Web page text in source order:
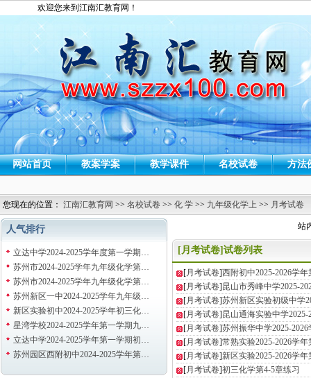
欢迎您来到江南汇教育网！
网站首页 教案学案 教学课件 名校试卷 方法
您现在的位置： 江南汇教育网 >> 名校试卷 >> 化 学 >> 九年级化学上 >> 月考试卷
站
人气排行
立达中学2024-2025学年度第一学期…
苏州市2024-2025学年九年级化学第…
苏州市2024-2025学年九年级化学第…
苏州新区一中2024-2025学年九年级…
新区实验初中2024-2025学年初三化…
星湾学校2024-2025学年第一学期九…
立达中学2024-2025学年第一学期初…
苏州园区西附初中2024-2025学年第…
[月考试卷]试卷列表
[月考试卷]西附初中2025-2026学
[月考试卷]昆山市秀峰中学2025-
[月考试卷]苏州新区实验初级中学
[月考试卷]昆山通海实验中学
[月考试卷]苏州振华中学2025-
[月考试卷]常熟实验2025-2026学
[月考试卷]新区实验2025-2026学
[月考试卷]初三化学第4-5章练习